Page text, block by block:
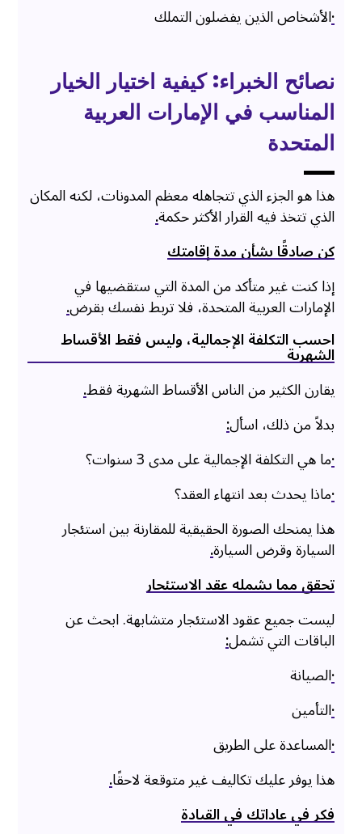
·الأشخاص الذين يفضلون التملك
نصائح الخبراء: كيفية اختيار الخيار
المناسب في الإمارات العربية
المتحدة
هذا هو الجزء الذي تتجاهله معظم المدونات، لكنه المكان
الذي تتخذ فيه القرار الأكثر حكمة.
كن صادقًا بشأن مدة إقامتك
إذا كنت غير متأكد من المدة التي ستقضيها في
الإمارات العربية المتحدة، فلا تربط نفسك بقرض.
احسب التكلفة الإجمالية، وليس فقط الأقساط
الشهرية
يقارن الكثير من الناس الأقساط الشهرية فقط.
بدلاً من ذلك، اسأل:
·ما هي التكلفة الإجمالية على مدى 3 سنوات؟
·ماذا يحدث بعد انتهاء العقد؟
هذا يمنحك الصورة الحقيقية للمقارنة بين استئجار
السيارة وقرض السيارة.
تحقق مما يشمله عقد الاستئجار
ليست جميع عقود الاستئجار متشابهة. ابحث عن
الباقات التي تشمل:
·الصيانة
·التأمين
·المساعدة على الطريق
هذا يوفر عليك تكاليف غير متوقعة لاحقًا.
فكر في عاداتك في القيادة